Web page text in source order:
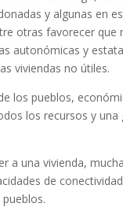
y algunas en
otras favorecer que
autonómicas y
viviendas no útiles.
los pueblos,
los recursos y
a una vivienda,
de